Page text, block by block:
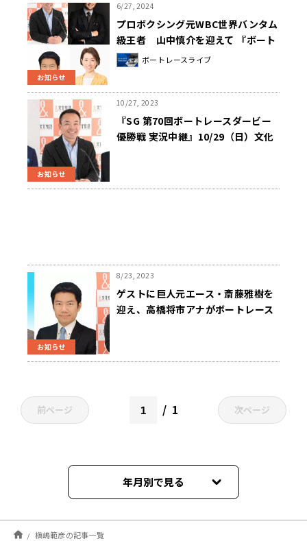
お知らせ
6/27, 2024
プロボクシング元WBC世界バンタム
級王者 山中慎介を迎えて 『ボート
レースライブ SG 第34回グラン
ドチャンピオン優勝戦 実況中継』
ボートレースライブ
お知らせ
10/27, 2023
『SG 第70回ボートレースダービー
優勝戦 実況中継』10/29（日）文化
お知らせ
8/23, 2023
ゲストに巨人元エース・斎藤雅樹を
迎え、高橋将市アナがボートレース
前ページ 1 次ページ
年月別で見る
2026年05月
槇嶋範彦の記事一覧